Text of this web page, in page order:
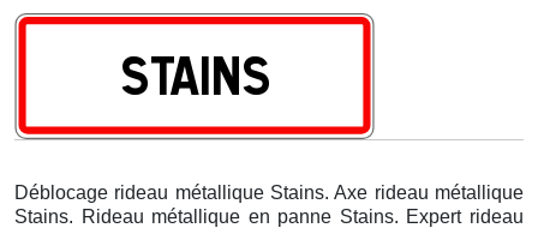
Déblocage rideau métallique Stains. Axe rideau métallique
Stains. Rideau métallique en panne Stains. Expert rideau